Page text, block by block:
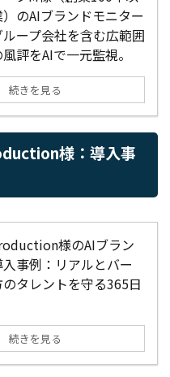
のAIブランドモニター
ープ会社を含む広範囲
評をAIで一元監視。
続きを見る
様：導入事
様のAIブラン
事例：リアルとバー
タレントを守る365日
続きを見る